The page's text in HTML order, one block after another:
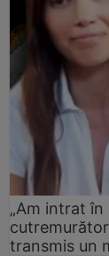
„Am intrat în
transmis un